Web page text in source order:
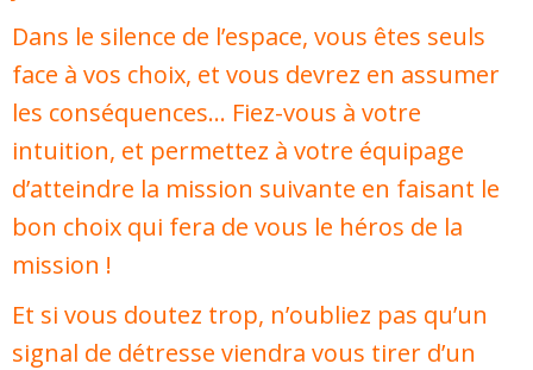
Dans le silence de l’espace, vous êtes seuls
face à vos choix, et vous devrez en assumer
les conséquences… Fiez-vous à votre
intuition, et permettez à votre équipage
d’atteindre la mission suivante en faisant le
bon choix qui fera de vous le héros de la
mission !
Et si vous doutez trop, n’oubliez pas qu’un
signal de détresse viendra vous tirer d’un